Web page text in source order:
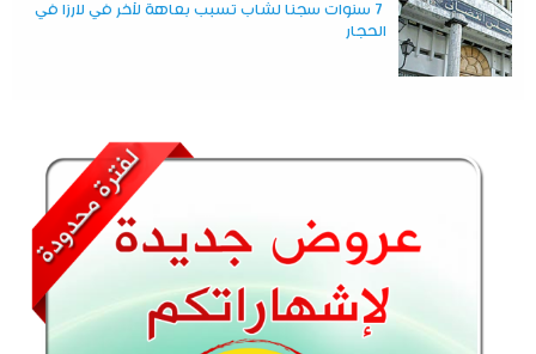
7 سنوات سجنا لشاب تسبب بعاهة لآخر في لارزا في
الحجار